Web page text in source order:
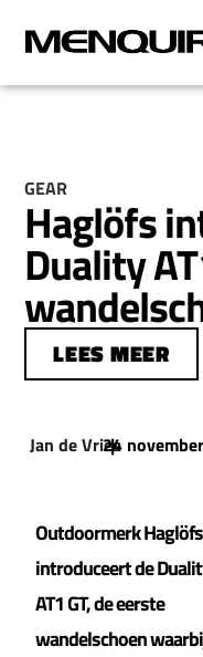
GEAR
Haglöfs
Duality
LEES MEER
Jan de Vries
|
24
Outdoormerk Haglöfs
introduceert de
AT1 GT, de eerste
wandelschoen